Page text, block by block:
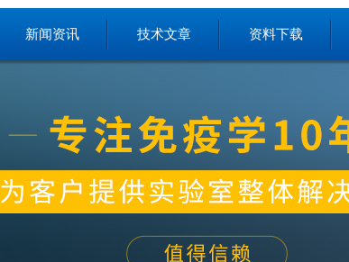
新闻资讯 技术文章 资料下载